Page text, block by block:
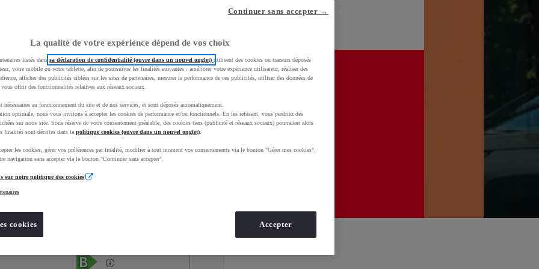
Services Concession
Occasions
La qualité de votre expérience dépend de vos choix
listés dans sa déclaration de confidentialité (ouvre dans un nouvel onglet) utilisent des cookies ou traceurs déposés
votre mobile ou votre tablette, afin de poursuivre les finalités suivantes : améliorer votre expérience utilisateur, réaliser des
afficher des publicités ciblées sur les sites de partenaires, mesurer la performance de ces publicités, utiliser des données de
offrir des fonctionnalités relatives aux réseaux sociaux.
nécessaires au fonctionnement du site et de nos services, et sont déposés automatiquement.
optimale, nous vous invitons à accepter les cookies de performance et/ou fonctionnels. En les refusant, vous perdriez des
sur notre site. Sous réserve de votre consentement préalable, des cookies tiers (publicité et réseaux sociaux) pourraient alors
finalités sont décrites dans la politique cookies (ouvre dans un nouvel onglet)
les cookies, gérer vos préférences par finalité, modifier à tout moment vos consentements via le bouton "Gérer mes cookies",
navigation sans accepter via le bouton "Continuer sans accepter".
sur notre politique des cookies
cookies
Continuer sans accepter →
Accepter